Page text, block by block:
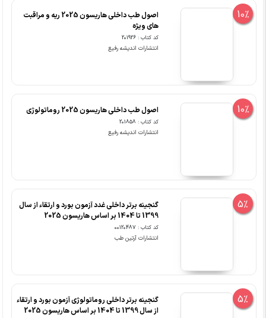
10%
اصول طب داخلی هاریسون 2025 ریه و مراقبت
های ویژه
کد کتاب : 201926
انتشارات اندیشه رفیع
10% اصول طب داخلی هاریسون 2025 روماتولوژی
کد کتاب : 201858
انتشارات اندیشه رفیع
5%
گنجینه برتر داخلی غدد آزمون بورد و ارتقاء از سال
1399 تا 1404 بر اساس هاریسون 2025
کد کتاب : 00120487
انتشارات آرتین طب
5%
گنجینه برتر داخلی روماتولوژی آزمون بورد و ارتقاء
از سال 1399 تا 1404 بر اساس هاریسون 2025